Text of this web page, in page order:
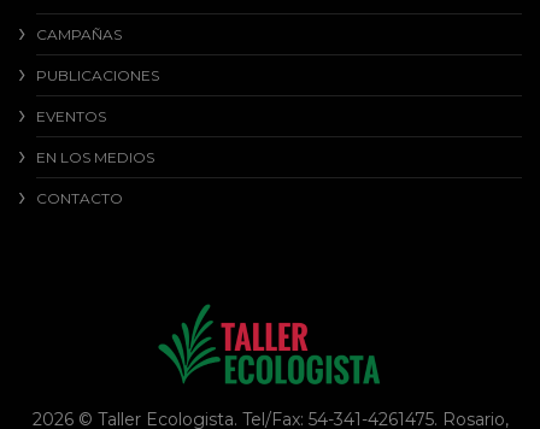
CAMPAÑAS
PUBLICACIONES
EVENTOS
EN LOS MEDIOS
CONTACTO
2026 © Taller Ecologista. Tel/Fax: 54-341-4261475. Rosario,